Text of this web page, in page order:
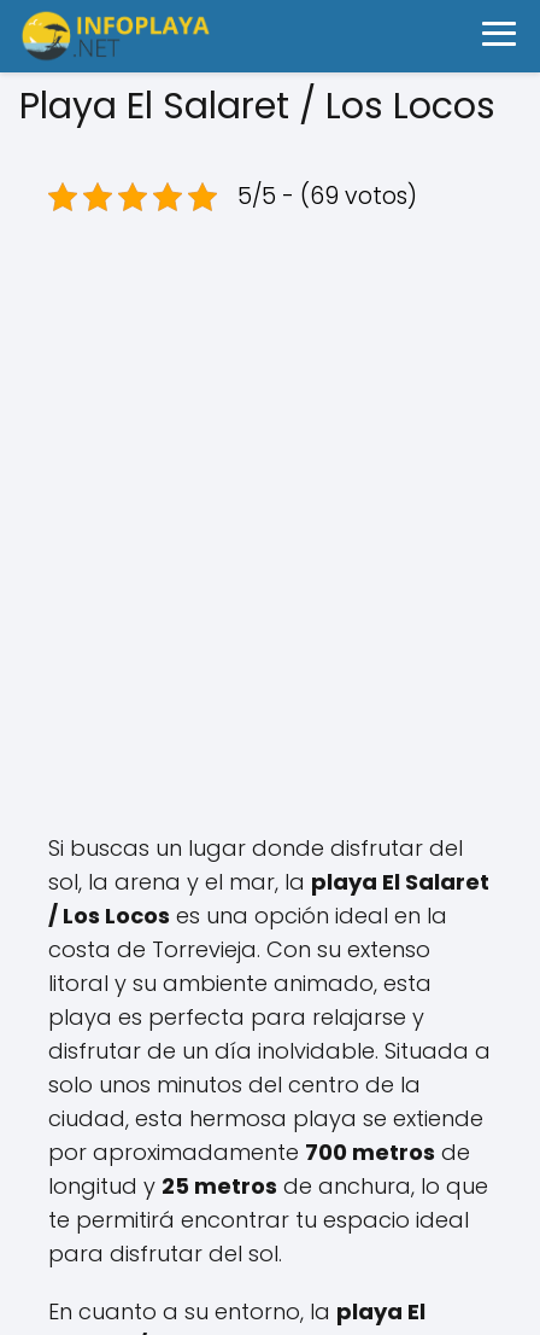
Playa El Salaret / Los Locos
5/5 - (69 votos)
Si buscas un lugar donde disfrutar del
sol, la arena y el mar, la playa El Salaret
/ Los Locos es una opción ideal en la
costa de Torrevieja. Con su extenso
litoral y su ambiente animado, esta
playa es perfecta para relajarse y
disfrutar de un día inolvidable. Situada a
solo unos minutos del centro de la
ciudad, esta hermosa playa se extiende
por aproximadamente 700 metros de
longitud y 25 metros de anchura, lo que
te permitirá encontrar tu espacio ideal
para disfrutar del sol.
En cuanto a su entorno, la playa El